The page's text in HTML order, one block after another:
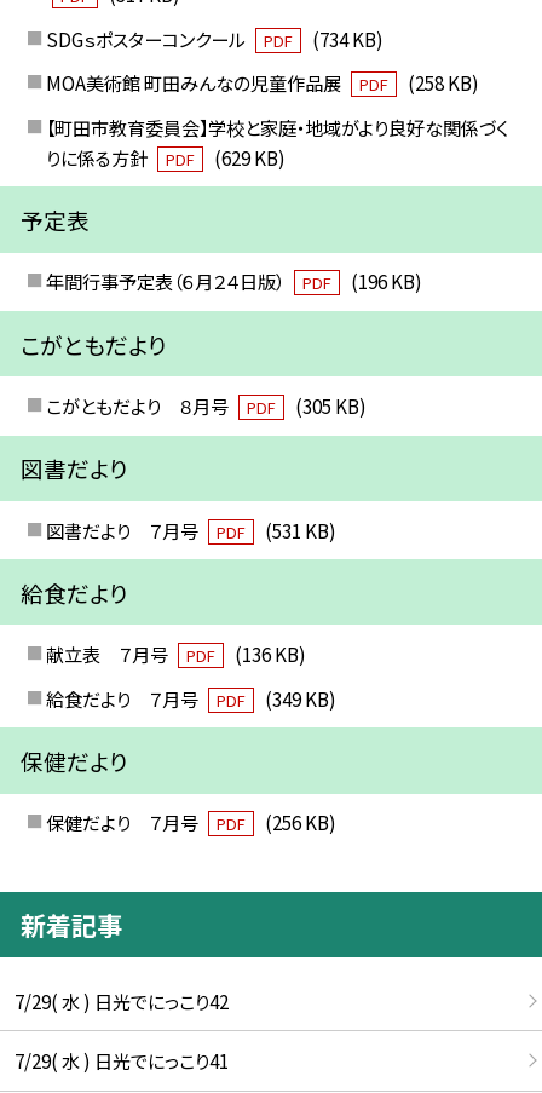
SDGｓポスターコンクール
PDF
(734 KB)
MOA美術館 町田みんなの児童作品展
PDF
(258 KB)
【町田市教育委員会】学校と家庭・地域がより良好な関係づく
りに係る方針
PDF (629 KB)
予定表
年間行事予定表（６月２４日版） PDF (196 KB)
こがともだより
こがともだより ８月号 PDF (305 KB)
図書だより
図書だより ７月号 PDF (531 KB)
給食だより
献立表 ７月号 PDF
(136 KB)
給食だより ７月号
PDF (349 KB)
保健だより
保健だより ７月号 PDF (256 KB)
新着記事
7/29( 水 ) 日光でにっこり42
7/29( 水 ) 日光でにっこり41